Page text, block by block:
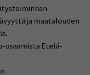
ja maatalouden
osaamista Etelä-